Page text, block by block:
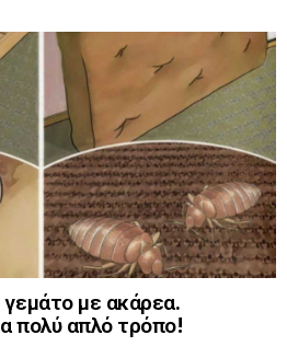
με ακάρεα.
πολύ απλό τρόπο!